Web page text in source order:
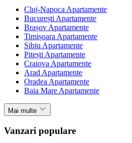
Cluj-Napoca Apartamente
București Apartamente
Brașov Apartamente
Timișoara Apartamente
Sibiu Apartamente
Pitești Apartamente
Craiova Apartamente
Arad Apartamente
Oradea Apartamente
Baia Mare Apartamente
Mai multe
Vanzari populare